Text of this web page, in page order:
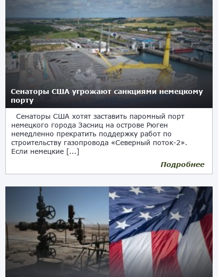
Сенаторы США угрожают санкциями немецкому
порту
Сенаторы США хотят заставить паромный порт
немецкого города Засниц на острове Рюген
немедленно прекратить поддержку работ по
строительству газопровода «Северный поток-2».
Если немецкие [...]
Подробнее